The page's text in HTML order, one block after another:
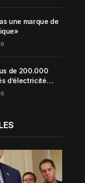
une marque de
de 200.000
d’électricité
de Zaporijjia